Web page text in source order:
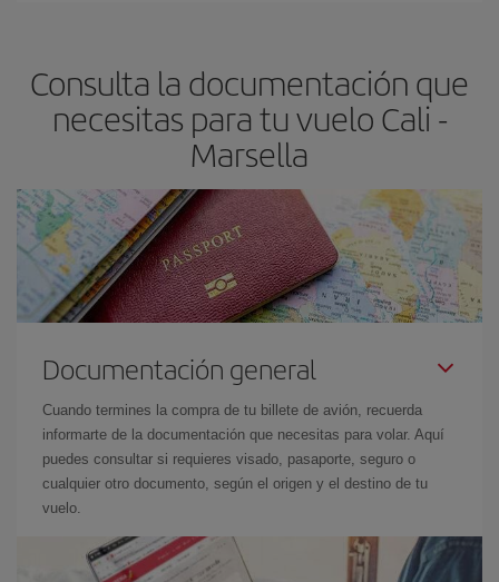
Consulta la documentación que
necesitas para tu vuelo Cali -
Marsella
Documentación general
Cuando termines la compra de tu billete de avión, recuerda
informarte de la documentación que necesitas para volar. Aquí
puedes consultar si requieres visado, pasaporte, seguro o
cualquier otro documento, según el origen y el destino de tu
vuelo.